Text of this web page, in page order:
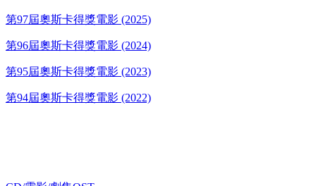
第97屆奧斯卡得獎電影 (2025)
第96屆奧斯卡得獎電影 (2024)
第95屆奧斯卡得獎電影 (2023)
第94屆奧斯卡得獎電影 (2022)